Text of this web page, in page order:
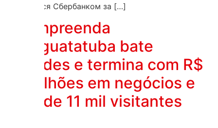
проводится Сбербанком за […]
4º Empreenda
Caraguatatuba bate
recordes e termina com R$
13 milhões em negócios e
mais de 11 mil visitantes